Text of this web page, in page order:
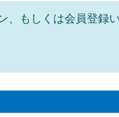
、もしくは会員登録